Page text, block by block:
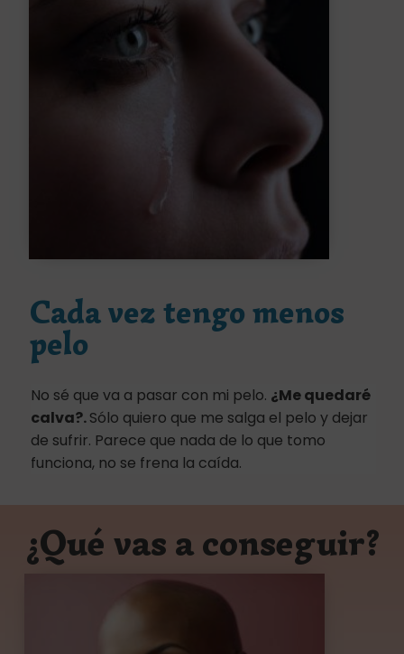
Cada vez tengo menos
pelo
No sé que va a pasar con mi pelo. ¿Me quedaré
calva?.Sólo quiero que me salga el pelo y dejar
de sufrir. Parece que nada de lo que tomo
funciona, no se frena la caída.
¿Qué vas a conseguir?